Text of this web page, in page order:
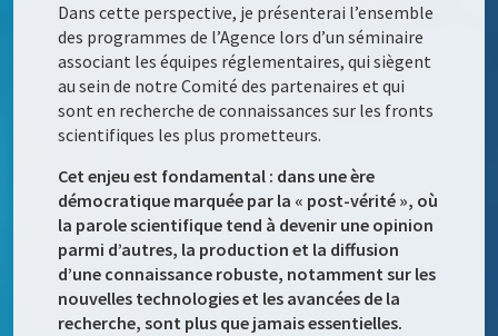
Dans cette perspective, je présenterai l’ensemble
des programmes de l’Agence lors d’un séminaire
associant les équipes réglementaires, qui siègent
au sein de notre Comité des partenaires et qui
sont en recherche de connaissances sur les fronts
scientifiques les plus prometteurs.
Cet enjeu est fondamental : dans une ère
démocratique marquée par la « post-vérité », où
la parole scientifique tend à devenir une opinion
parmi d’autres, la production et la diffusion
d’une connaissance robuste, notamment sur les
nouvelles technologies et les avancées de la
recherche, sont plus que jamais essentielles.